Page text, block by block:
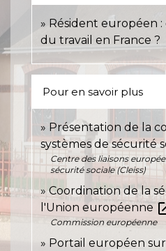
Résident européen
du travail en France ?
Pour en savoir plus
Présentation de la
systèmes de sécurité
Centre des liaisons
sécurité sociale (Cleiss)
Coordination de la
l'Union européenne
Commission européenne
Portail européen